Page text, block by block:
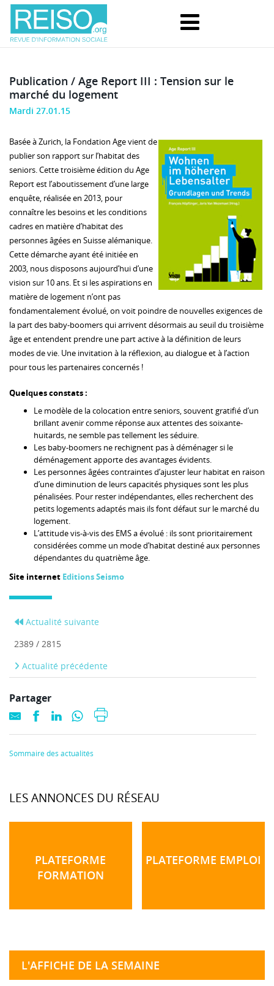
Publication / Age Report III : Tension sur le
marché du logement
Mardi 27.01.15
Basée à Zurich, la Fondation Age vient de
publier son rapport sur l’habitat des
seniors. Cette troisième édition du Age
Report est l’aboutissement d’une large
enquête, réalisée en 2013, pour
connaître les besoins et les conditions
cadres en matière d’habitat des
personnes âgées en Suisse alémanique.
Cette démarche ayant été initiée en
2003, nous disposons aujourd’hui d’une
vision sur 10 ans. Et si les aspirations en
matière de logement n’ont pas
fondamentalement évolué, on voit poindre de nouvelles exigences de
la part des baby-boomers qui arrivent désormais au seuil du troisième
âge et entendent prendre une part active à la définition de leurs
modes de vie. Une invitation à la réflexion, au dialogue et à l’action
pour tous les partenaires concernés !
Quelques constats :
Le modèle de la colocation entre seniors, souvent gratifié d’un
brillant avenir comme réponse aux attentes des soixante-
huitards, ne semble pas tellement les séduire.
Les baby-boomers ne rechignent pas à déménager si le
déménagement apporte des avantages évidents.
Les personnes âgées contraintes d’ajuster leur habitat en raison
d’une diminution de leurs capacités physiques sont les plus
pénalisées. Pour rester indépendantes, elles recherchent des
petits logements adaptés mais ils font défaut sur le marché du
logement.
L’attitude vis-à-vis des EMS a évolué : ils sont prioritairement
considérées comme un mode d’habitat destiné aux personnes
dépendantes du quatrième âge.
Site internet Editions Seismo
Actualité suivante
2389 / 2815
Actualité précédente
Partager
Sommaire des actualités
LES ANNONCES DU RÉSEAU
PLATEFORME
FORMATION
PLATEFORME EMPLOI
L'AFFICHE DE LA SEMAINE